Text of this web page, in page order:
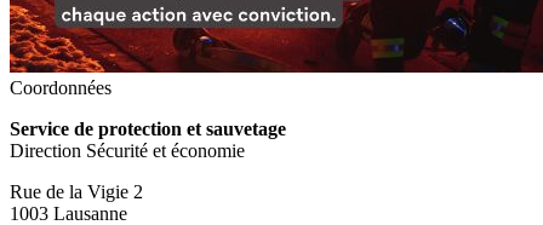
Coordonnées
Service de protection et sauvetage
Direction Sécurité et économie
Rue de la Vigie 2
1003 Lausanne